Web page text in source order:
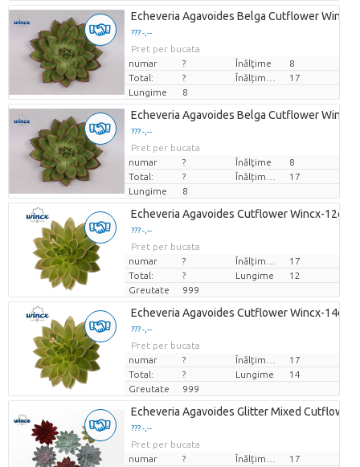
Echeveria Agavoides Belga Cutflower Wincx-
??? -,--
Pret per bucata
numar
? Înălţime
8
Total:
?
17
Lungime
8
Echeveria Agavoides Belga Cutflower Wincx-
??? -,--
Pret per bucata
numar
? Înălţime
8
Total:
?
17
Lungime
8
Echeveria Agavoides Cutflower Wincx-12cm
??? -,--
Pret per bucata
numar
?
17
Total:
? Lungime
12
Greutate
999
Echeveria Agavoides Cutflower Wincx-14cm
??? -,--
Pret per bucata
numar
?
17
Total:
? Lungime
14
Greutate
999
Echeveria Agavoides Glitter Mixed Cutflower
??? -,--
Pret per bucata
numar
?
17